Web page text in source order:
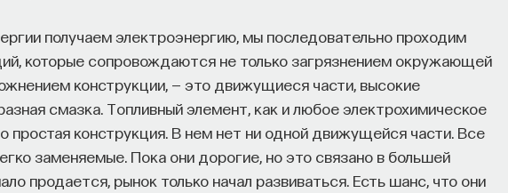
получаем электроэнергию, мы последовательно проходим
которые сопровождаются не только загрязнением окружающей
конструкции, — это движущиеся части, высокие
смазка. Топливный элемент, как и любое электрохимическое
простая конструкция. В нем нет ни одной движущейся части. Все
заменяемые. Пока они дорогие, но это связано в большей
продается, рынок только начал развиваться. Есть шанс, что они